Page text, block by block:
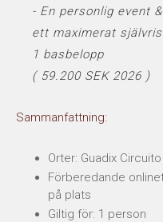
- En personlig event
ett maximerat
1 basbelopp
( 59.200 SEK 2026 )
Sammanfattning:
Orter: Guadix
Förberedande
på plats
Giltig för: 1 person